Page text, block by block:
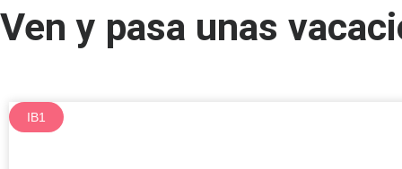
Ven y pasa unas
IB1